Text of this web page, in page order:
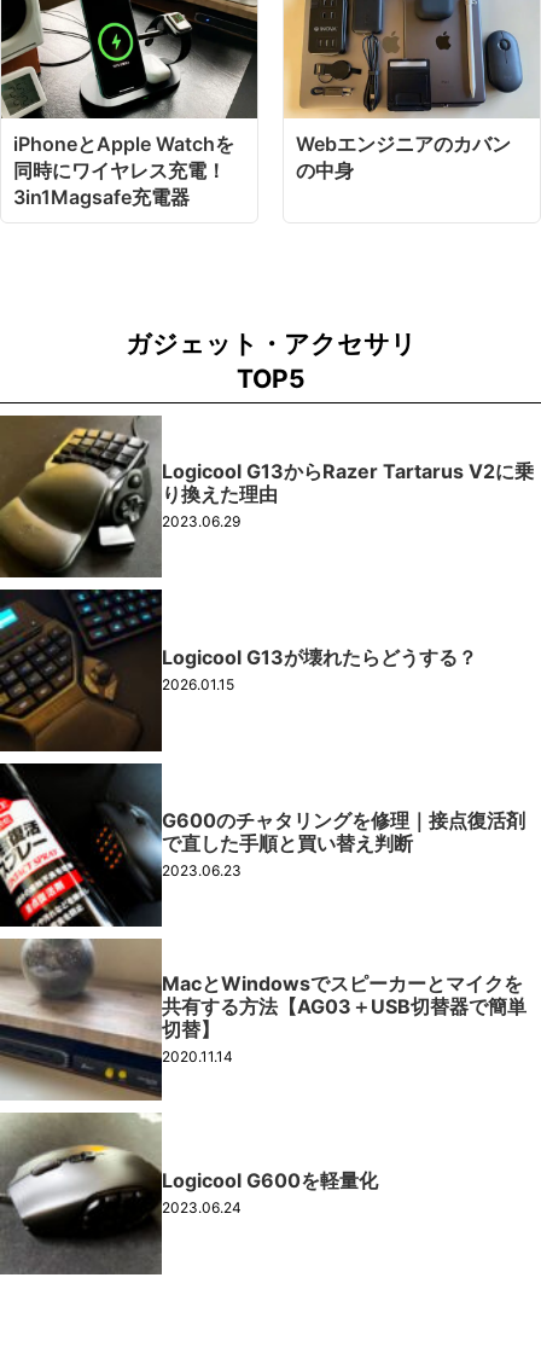
iPhoneとApple Watchを
同時にワイヤレス充電！
3in1Magsafe充電器
Webエンジニアのカバン
の中身
ガジェット・アクセサリ
TOP5
Logicool G13からRazer Tartarus V2に乗
り換えた理由
2023.06.29
Logicool G13が壊れたらどうする？
2026.01.15
G600のチャタリングを修理｜接点復活剤
で直した手順と買い替え判断
2023.06.23
MacとWindowsでスピーカーとマイクを
共有する方法【AG03＋USB切替器で簡単
切替】
2020.11.14
Logicool G600を軽量化
2023.06.24